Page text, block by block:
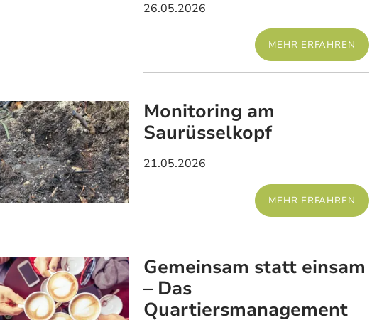
26.05.2026
MEHR ERFAHREN
Monitoring am
Saurüsselkopf
21.05.2026
MEHR ERFAHREN
Gemeinsam statt einsam
– Das
Quartiersmanagement